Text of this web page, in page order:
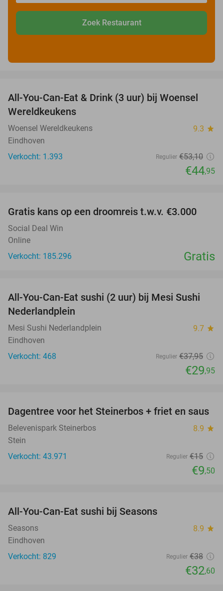
Zoek Restaurant
15%
All-You-Can-Eat & Drink (3 uur) bij Woensel
Wereldkeukens
Woensel Wereldkeukens 9.3 star
Eindhoven
Verkocht: 1.393
Regulier €53,10
€44,95
Gratis kans op een droomreis t.w.v. €3.000
Social Deal Win
Online
Verkocht: 185.296
Gratis
21%
All-You-Can-Eat sushi (2 uur) bij Mesi Sushi
Nederlandplein
Mesi Sushi Nederlandplein 9.7 star
Eindhoven
Verkocht: 468
Regulier €37,95
€29,95
37%
Dagentree voor het Steinerbos + friet en saus
Belevenispark Steinerbos 8.9 star
Stein
Verkocht: 43.971
Regulier €15
€9,50
All-You-Can-Eat sushi bij Seasons
Seasons 8.9 star
Eindhoven
Verkocht: 829
Regulier €38
€32,60